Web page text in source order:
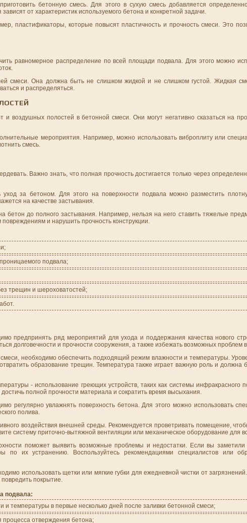
бетонную смесь. Для этого в сухую смесь добавляется
от характеристик используемого бетона и конкретной задачи.
пластификаторы, которые повысят пластичность и прочность смеси. Это
равномерное распределение по всей площади подвала. Для этого можно
смеси. Она должна быть не слишком жидкой и не слишком густой. Жидкая
и распределяться.
и воздушных полостей в бетонной смеси. Они могут негативно сказаться на
мероприятия. Например, можно использовать виброплиту или
смесь.
Важно знать, что полная прочность достигается только через
за бетоном. Для этого на поверхности подвала можно разместить
на качестве застывания.
бетон до полного застывания. Например, нельзя на него ставить тяжелые
и нарушить прочность конструкции.
подвала;
трещин и шероховатостей;
предпринять ряд мероприятий для ухода и поддержания качества нового
долговечности и прочности сооружения, а также избежать возможных проблем
необходимо обеспечить подходящий режим влажности и температуры.
образование трещин. Температура также играет важную роль и должна
- использование греющих устройств, таких как системы инфракрасного
полной прочности материала и сократить время высыхания.
регулярно увлажнять поверхность бетона. Для этого можно использовать
полива.
воздействия внешней среды. Рекомендуется проветривать помещение,
систему приточно-вытяжной вентиляции или механическое оборудование для
поможет выявить возможные проблемы и недостатки. Если вы
по их устранению. Воспользуйтесь рекомендациями специалистов или
использовать щетки или мягкие губки для ежедневной чистки от
покрытие.
подвала:
температуры в первые несколько дней после заливки бетонной смеси;
процесса отверждения бетона;